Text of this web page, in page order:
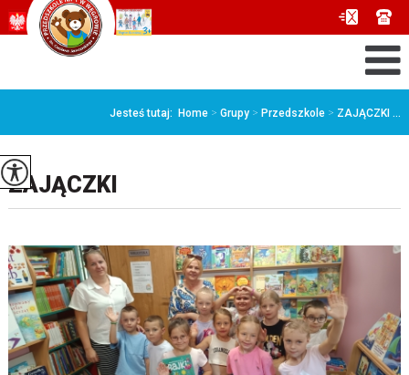
Jesteś tutaj: Home > Grupy > Przedszkole > ZAJĄCZKI ...
ZAJĄCZKI